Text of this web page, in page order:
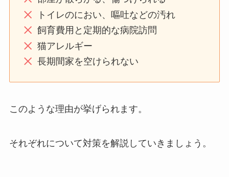
トイレのにおい、嘔吐などの汚れ
飼育費用と定期的な病院訪問
猫アレルギー
長期間家を空けられない
このような理由が挙げられます。
それぞれについて対策を解説していきましょう。